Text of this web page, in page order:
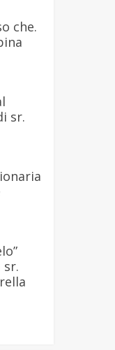
che.
sr.
sr.